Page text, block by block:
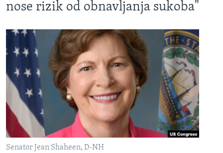
nose rizik od obnavljanja sukoba"
Senator Jean Shaheen, D-NH